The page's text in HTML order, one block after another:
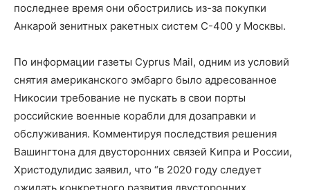
последнее время они обострились из-за покупки
Анкарой зенитных ракетных систем С-400 у Москвы.
По информации газеты Cyprus Mail, одним из условий
снятия американского эмбарго было адресованное
Никосии требование не пускать в свои порты
российские военные корабли для дозаправки и
обслуживания. Комментируя последствия решения
Вашингтона для двусторонних связей Кипра и России,
Христодулидис заявил, что “в 2020 году следует
ожидать конкретного развития двусторонних